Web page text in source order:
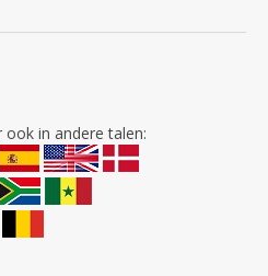
ook in andere talen: